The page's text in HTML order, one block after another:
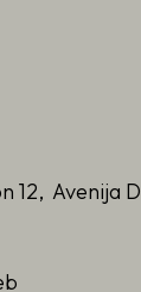
12, Avenija